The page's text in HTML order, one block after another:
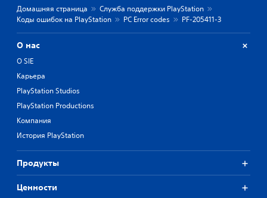
Домашняя страница
Служба поддержки PlayStation
Коды ошибок на PlayStation
PC Error codes PF-205411-3
О нас
О SIE
Карьера
PlayStation Studios
PlayStation Productions
Компания
История PlayStation
Продукты
Ценности